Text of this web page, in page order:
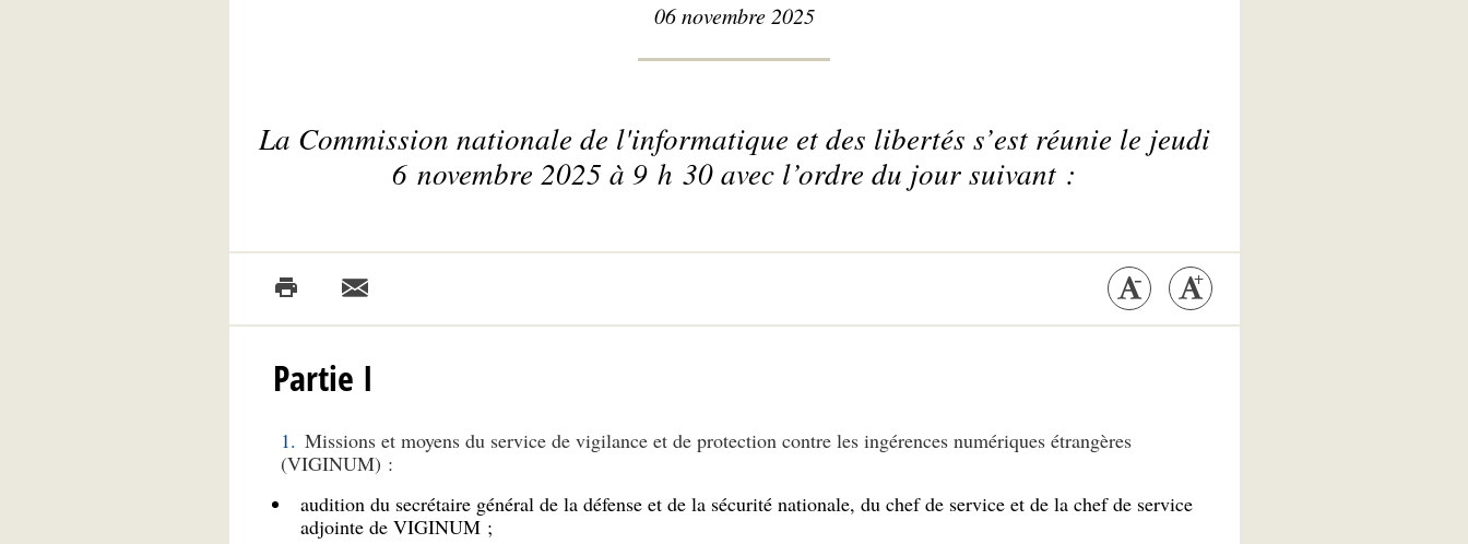
06 novembre 2025
La Commission nationale de l'informatique et des libertés s’est réunie le jeudi
6 novembre 2025 à 9 h 30 avec l’ordre du jour suivant :
Partie I
Missions et moyens du service de vigilance et de protection contre les ingérences numériques étrangères
(VIGINUM) :
audition du secrétaire général de la défense et de la sécurité nationale, du chef de service et de la chef de service
adjointe de VIGINUM ;